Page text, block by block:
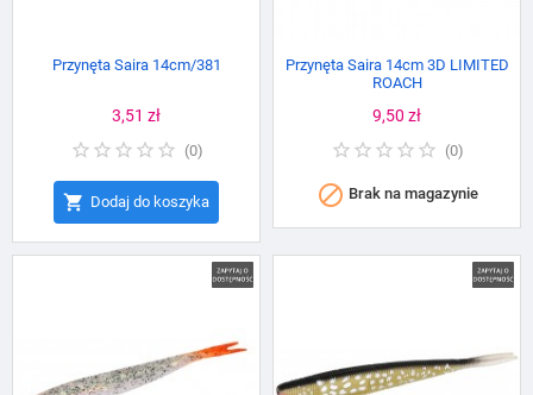
Przynęta Saira 14cm/381
Cena
3,51 zł
(0)
 Dodaj do koszyka
Przynęta Saira 14cm 3D LIMITED
ROACH
Cena
9,50 zł
(0)
 Brak na magazynie